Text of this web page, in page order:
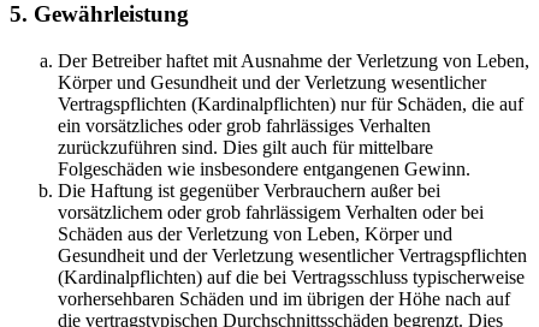
5. Gewährleistung
Der Betreiber haftet mit Ausnahme der Verletzung von Leben,
Körper und Gesundheit und der Verletzung wesentlicher
Vertragspflichten (Kardinalpflichten) nur für Schäden, die auf
ein vorsätzliches oder grob fahrlässiges Verhalten
zurückzuführen sind. Dies gilt auch für mittelbare
Folgeschäden wie insbesondere entgangenen Gewinn.
Die Haftung ist gegenüber Verbrauchern außer bei
vorsätzlichem oder grob fahrlässigem Verhalten oder bei
Schäden aus der Verletzung von Leben, Körper und
Gesundheit und der Verletzung wesentlicher Vertragspflichten
(Kardinalpflichten) auf die bei Vertragsschluss typischerweise
vorhersehbaren Schäden und im übrigen der Höhe nach auf
die vertragstypischen Durchschnittsschäden begrenzt. Dies